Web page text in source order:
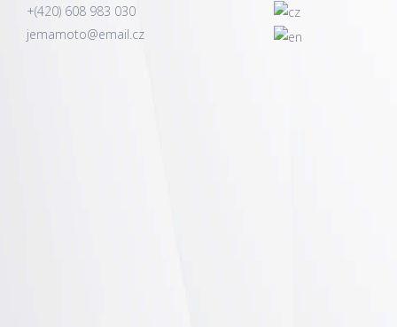
+(420) 608 983 030
jemamoto@email.cz